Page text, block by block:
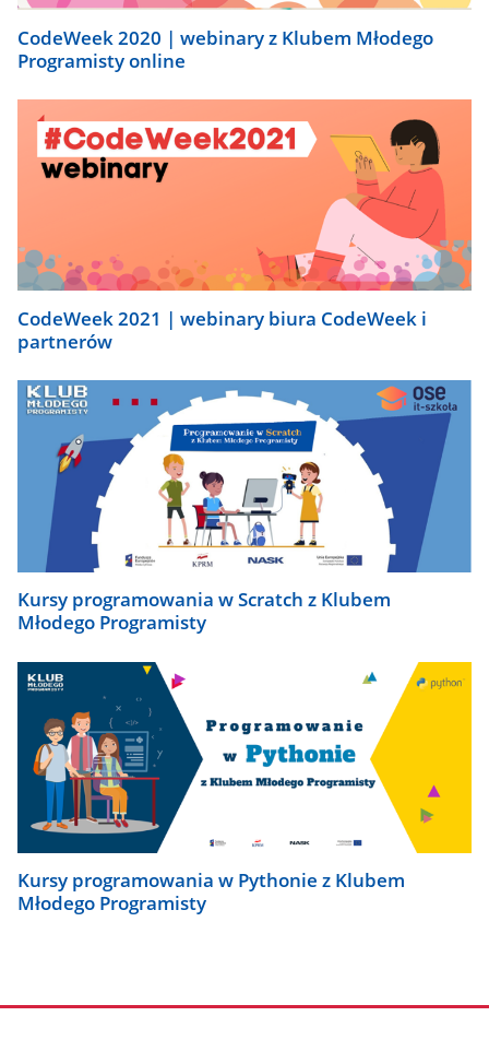
CodeWeek 2020 | webinary z Klubem Młodego
Programisty online
CodeWeek 2021 | webinary biura CodeWeek i
partnerów
Kursy programowania w Scratch z Klubem
Młodego Programisty
Kursy programowania w Pythonie z Klubem
Młodego Programisty